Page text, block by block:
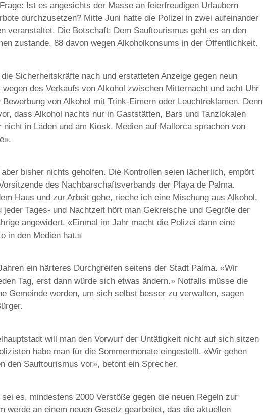
Ist es angesichts der Masse an feierfreudigen Urlaubern
durchzusetzen? Mitte Juni hatte die Polizei in zwei aufeinander
veranstaltet. Die Botschaft: Dem Sauftourismus geht es an den
zustande, 88 davon wegen Alkoholkonsums in der Öffentlichkeit.
Sicherheitskräfte nach und erstatteten Anzeige gegen neun
des Verkaufs von Alkohol zwischen Mitternacht und acht Uhr
von Alkohol mit Trink-Eimern oder Leuchtreklamen. Denn
dass Alkohol nachts nur in Gaststätten, Bars und Tanzlokalen
in Läden und am Kiosk. Medien auf Mallorca sprachen von
bisher nichts geholfen. Die Kontrollen seien lächerlich, empört
des Nachbarschaftsverbands der Playa de Palma.
Haus und zur Arbeit gehe, rieche ich eine Mischung aus Alkohol,
jeder Tages- und Nachtzeit hört man Gekreische und Gegröle der
angewidert. «Einmal im Jahr macht die Polizei dann eine
in den Medien hat.»
ein härteres Durchgreifen seitens der Stadt Palma. «Wir
Tag, erst dann würde sich etwas ändern.» Notfalls müsse die
Gemeinde werden, um sich selbst besser zu verwalten, sagen
will man den Vorwurf der Untätigkeit nicht auf sich sitzen
habe man für die Sommermonate eingestellt. «Wir gehen
den Sauftourismus vor», betont ein Sprecher.
es, mindestens 2000 Verstöße gegen die neuen Regeln zur
werde an einem neuen Gesetz gearbeitet, das die aktuellen